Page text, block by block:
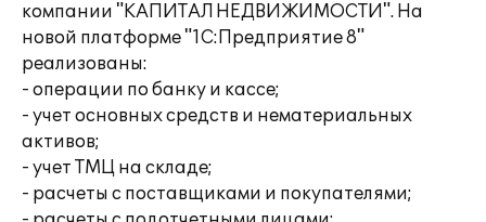
компании "КАПИТАЛ НЕДВИЖИМОСТИ". На
новой платформе "1С:Предприятие 8"
реализованы:
- операции по банку и кассе;
- учет основных средств и нематериальных
активов;
- учет ТМЦ на складе;
- расчеты с поставщиками и покупателями;